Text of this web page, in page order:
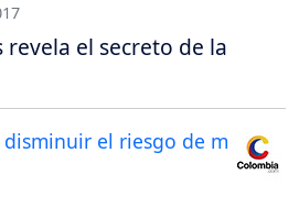
el secreto de la